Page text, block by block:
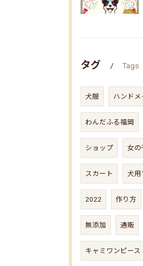
タグ Tags
犬服 ハンドメ
わんだふる福岡
ショップ 女の
スカート 犬用
2022 作り方
無添加 通販
キャミワンピース